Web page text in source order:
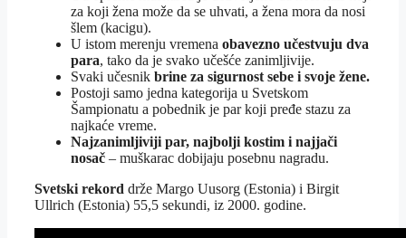
za koji žena može da se uhvati, a žena mora da nosi
šlem (kacigu).
U istom merenju vremena obavezno učestvuju dva
para, tako da je svako učešće zanimljivije.
Svaki učesnik brine za sigurnost sebe i svoje žene.
Postoji samo jedna kategorija u Svetskom
Šampionatu a pobednik je par koji pređe stazu za
najkaće vreme.
Najzanimljiviji par, najbolji kostim i najjači
nosač – muškarac dobijaju posebnu nagradu.
Svetski rekord drže Margo Uusorg (Estonia) i Birgit
Ullrich (Estonia) 55,5 sekundi, iz 2000. godine.